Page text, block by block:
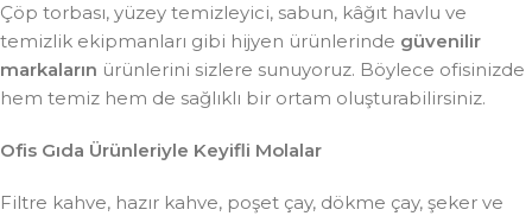
Çöp torbası, yüzey temizleyici, sabun, kâğıt havlu ve
temizlik ekipmanları gibi hijyen ürünlerinde güvenilir
markaların ürünlerini sizlere sunuyoruz. Böylece ofisinizde
hem temiz hem de sağlıklı bir ortam oluşturabilirsiniz.
Ofis Gıda Ürünleriyle Keyifli Molalar
Filtre kahve, hazır kahve, poşet çay, dökme çay, şeker ve